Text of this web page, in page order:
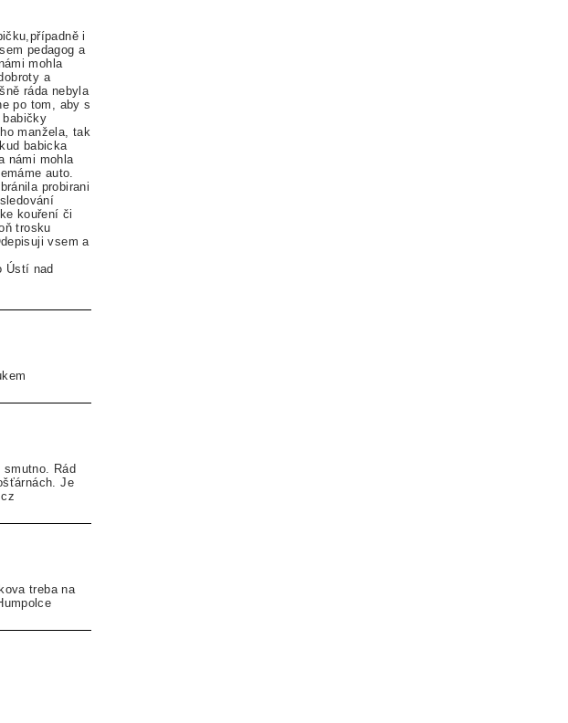
i
pedagog a
mohla
a
ráda nebyla
po tom, aby s
manžela, tak
babicka
námi mohla
auto.
probirani
kouření či
trosku
vsem a
Ústí nad
Rád
Je
treba na